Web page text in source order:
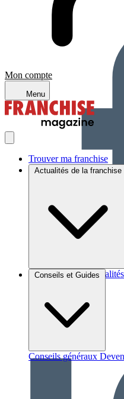
Mon compte
Menu
Trouver ma franchise
Actualités de la franchise
Brèves et actus
Conseils et Guides
Conseils généraux